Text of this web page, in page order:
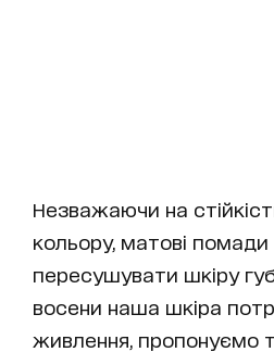
Незважаючи на
кольору, матові помади
пересушувати шкіру
восени наша шкіра
живлення, пропонуємо